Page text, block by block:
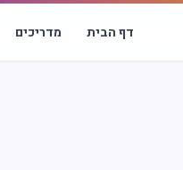
דף הבית מדריכים